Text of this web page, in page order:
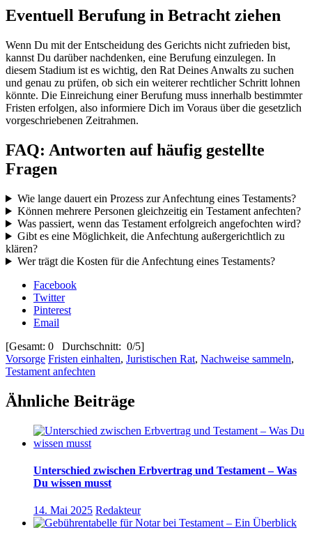
Eventuell Berufung in Betracht ziehen
Wenn Du mit der Entscheidung des Gerichts nicht zufrieden bist,
kannst Du darüber nachdenken, eine Berufung einzulegen. In
diesem Stadium ist es wichtig, den Rat Deines Anwalts zu suchen
und genau zu prüfen, ob sich ein weiterer rechtlicher Schritt lohnen
könnte. Die Einreichung einer Berufung muss innerhalb bestimmter
Fristen erfolgen, also informiere Dich im Voraus über die gesetzlich
vorgeschriebenen Zeitrahmen.
FAQ: Antworten auf häufig gestellte
Fragen
Wie lange dauert ein Prozess zur Anfechtung eines Testaments?
Können mehrere Personen gleichzeitig ein Testament anfechten?
Was passiert, wenn das Testament erfolgreich angefochten wird?
Gibt es eine Möglichkeit, die Anfechtung außergerichtlich zu
klären?
Wer trägt die Kosten für die Anfechtung eines Testaments?
Facebook
Twitter
Pinterest
Email
[Gesamt: 0 Durchschnitt: 0/5]
Vorsorge Fristen einhalten, Juristischen Rat, Nachweise sammeln,
Testament anfechten
Ähnliche Beiträge
Unterschied zwischen Erbvertrag und Testament – Was
Du wissen musst
14. Mai 2025 Redakteur